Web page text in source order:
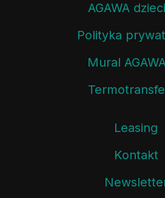
AGAWA
Polityka
Mural
Leasing
Kontakt